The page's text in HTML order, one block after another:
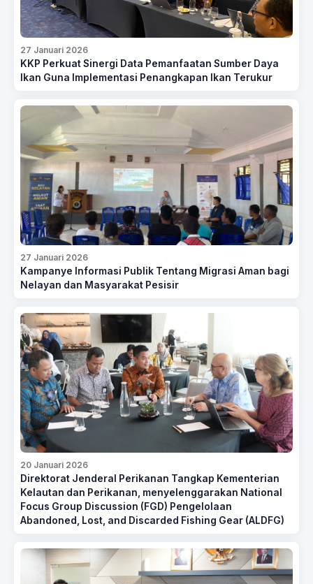
27 Januari 2026
KKP Perkuat Sinergi Data Pemanfaatan Sumber Daya
Ikan Guna Implementasi Penangkapan Ikan Terukur
27 Januari 2026
Kampanye Informasi Publik Tentang Migrasi Aman bagi
Nelayan dan Masyarakat Pesisir
20 Januari 2026
Direktorat Jenderal Perikanan Tangkap Kementerian
Kelautan dan Perikanan, menyelenggarakan National
Focus Group Discussion (FGD) Pengelolaan
Abandoned, Lost, and Discarded Fishing Gear (ALDFG)